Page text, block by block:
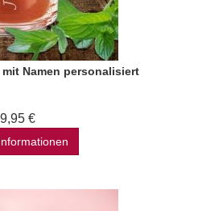
Namen personalisiert
9,95 €